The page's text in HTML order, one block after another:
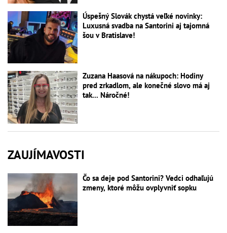
Úspešný Slovák chystá veľké novinky:
Luxusná svadba na Santorini aj tajomná
šou v Bratislave!
Zuzana Haasová na nákupoch: Hodiny
pred zrkadlom, ale konečné slovo má aj
tak... Náročné!
ZAUJÍMAVOSTI
Čo sa deje pod Santorini? Vedci odhaľujú
zmeny, ktoré môžu ovplyvniť sopku